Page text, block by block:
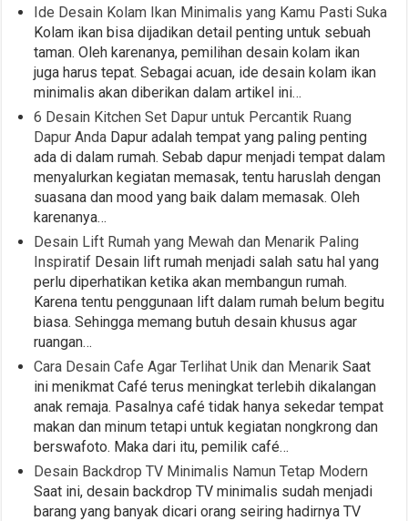
Ide Desain Kolam Ikan Minimalis yang Kamu Pasti Suka
Kolam ikan bisa dijadikan detail penting untuk sebuah
taman. Oleh karenanya, pemilihan desain kolam ikan
juga harus tepat. Sebagai acuan, ide desain kolam ikan
minimalis akan diberikan dalam artikel ini…
6 Desain Kitchen Set Dapur untuk Percantik Ruang
Dapur Anda Dapur adalah tempat yang paling penting
ada di dalam rumah. Sebab dapur menjadi tempat dalam
menyalurkan kegiatan memasak, tentu haruslah dengan
suasana dan mood yang baik dalam memasak. Oleh
karenanya…
Desain Lift Rumah yang Mewah dan Menarik Paling
Inspiratif Desain lift rumah menjadi salah satu hal yang
perlu diperhatikan ketika akan membangun rumah.
Karena tentu penggunaan lift dalam rumah belum begitu
biasa. Sehingga memang butuh desain khusus agar
ruangan…
Cara Desain Cafe Agar Terlihat Unik dan Menarik Saat
ini menikmat Café terus meningkat terlebih dikalangan
anak remaja. Pasalnya café tidak hanya sekedar tempat
makan dan minum tetapi untuk kegiatan nongkrong dan
berswafoto. Maka dari itu, pemilik café…
Desain Backdrop TV Minimalis Namun Tetap Modern
Saat ini, desain backdrop TV minimalis sudah menjadi
barang yang banyak dicari orang seiring hadirnya TV